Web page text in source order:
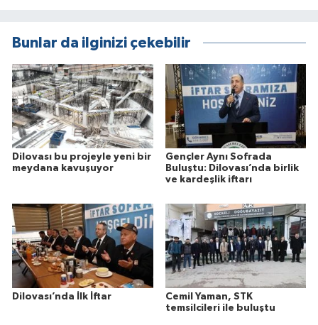
Bunlar da ilginizi çekebilir
Dilovası bu projeyle yeni bir
meydana kavuşuyor
Gençler Aynı Sofrada
Buluştu: Dilovası’nda birlik
ve kardeşlik iftarı
Dilovası’nda İlk İftar
Cemil Yaman, STK
temsilcileri ile buluştu